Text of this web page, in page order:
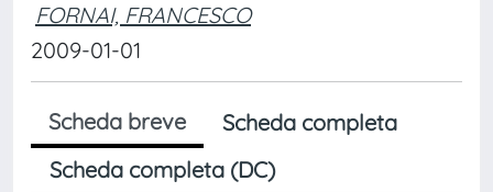
FORNAI, FRANCESCO
2009-01-01
Scheda breve
Scheda completa
Scheda completa (DC)